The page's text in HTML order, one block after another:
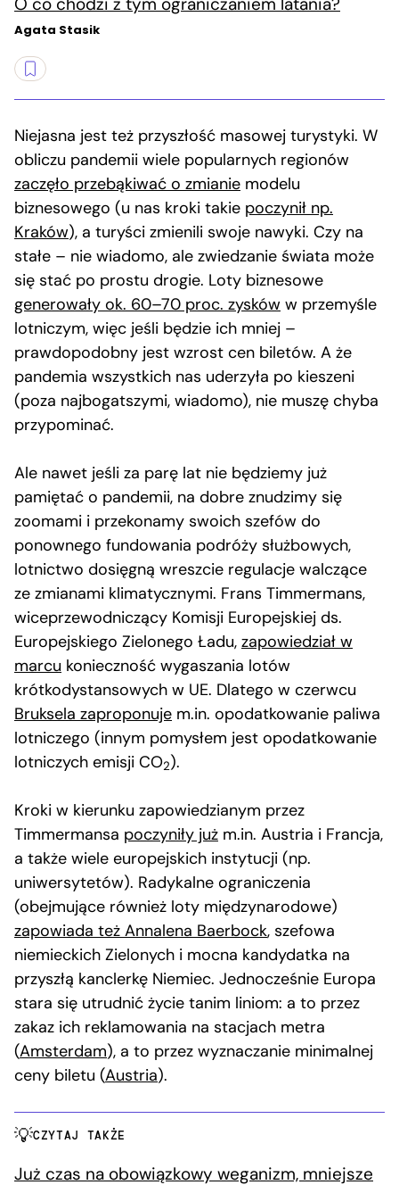
Agata Stasik
Niejasna jest też przyszłość masowej turystyki. W
obliczu pandemii wiele popularnych regionów
zaczęło przebąkiwać o zmianie modelu
biznesowego (u nas kroki takie poczynił np.
Kraków), a turyści zmienili swoje nawyki. Czy na
stałe – nie wiadomo, ale zwiedzanie świata może
się stać po prostu drogie. Loty biznesowe
generowały ok. 60–70 proc. zysków w przemyśle
lotniczym, więc jeśli będzie ich mniej –
prawdopodobny jest wzrost cen biletów. A że
pandemia wszystkich nas uderzyła po kieszeni
(poza najbogatszymi, wiadomo), nie muszę chyba
przypominać.
Ale nawet jeśli za parę lat nie będziemy już
pamiętać o pandemii, na dobre znudzimy się
zoomami i przekonamy swoich szefów do
ponownego fundowania podróży służbowych,
lotnictwo dosięgną wreszcie regulacje walczące
ze zmianami klimatycznymi. Frans Timmermans,
wiceprzewodniczący Komisji Europejskiej ds.
Europejskiego Zielonego Ładu, zapowiedział w
marcu konieczność wygaszania lotów
krótkodystansowych w UE. Dlatego w czerwcu
Bruksela zaproponuje m.in. opodatkowanie paliwa
lotniczego (innym pomysłem jest opodatkowanie
lotniczych emisji CO2).
Kroki w kierunku zapowiedzianym przez
Timmermansa poczyniły już m.in. Austria i Francja,
a także wiele europejskich instytucji (np.
uniwersytetów). Radykalne ograniczenia
(obejmujące również loty międzynarodowe)
zapowiada też Annalena Baerbock, szefowa
niemieckich Zielonych i mocna kandydatka na
przyszłą kanclerkę Niemiec. Jednocześnie Europa
stara się utrudnić życie tanim liniom: a to przez
zakaz ich reklamowania na stacjach metra
(Amsterdam), a to przez wyznaczanie minimalnej
ceny biletu (Austria).
CZYTAJ TAKŻE
Już czas na obowiązkowy weganizm, mniejsze